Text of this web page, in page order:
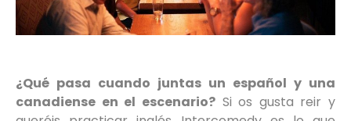
¿Qué pasa cuando juntas un español y una
canadiense en el escenario?Si os gusta reir y